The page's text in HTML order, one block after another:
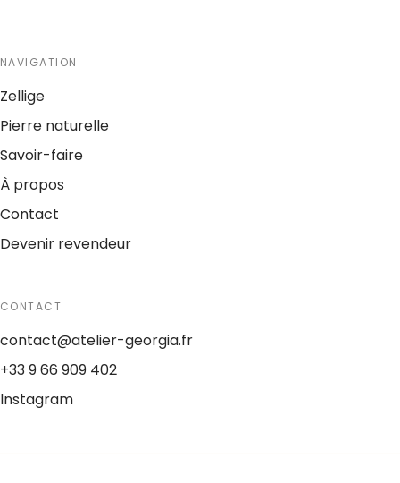
NAVIGATION
Zellige
Pierre naturelle
Savoir-faire
À propos
Contact
Devenir revendeur
CONTACT
contact@atelier-georgia.fr
+33 9 66 909 402
Instagram